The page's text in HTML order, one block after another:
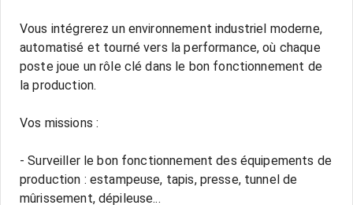
Vous intégrerez un environnement industriel moderne,
automatisé et tourné vers la performance, où chaque
poste joue un rôle clé dans le bon fonctionnement de
la production.
Vos missions :
- Surveiller le bon fonctionnement des équipements de
production : estampeuse, tapis, presse, tunnel de
mûrissement, dépileuse...